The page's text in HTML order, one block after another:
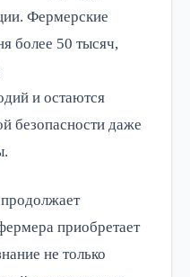
Фермерские
более 50 тысяч,
и остаются
безопасности даже
приобретает
не только